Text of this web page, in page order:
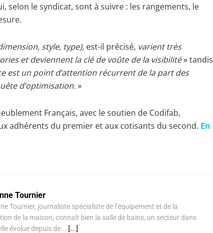
selon le syndicat, sont à suivre : les rangements, le
style, type), est-il précisé, varient très
et deviennent la clé de voûte de la visibilité» tandis
est un point d’attention récurrent de la part des
d’optimisation.»
Français, avec le soutien de Codifab,
adhérents du premier et aux cotisants du second. En
Tournier
Tournier, journaliste spécialiste de l’équipement et de la
de la maison, connaît bien la salle de bains, un secteur dans
évolue depuis de... [...]